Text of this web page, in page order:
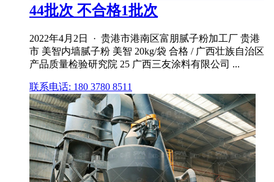
44批次 不合格1批次
2022年4月2日 · 贵港市港南区富朋腻子粉加工厂 贵港
市 美智内墙腻子粉 美智 20kg/袋 合格 / 广西壮族自治区
产品质量检验研究院 25 广西三友涂料有限公司 ...
联系电话: 180 3780 8511